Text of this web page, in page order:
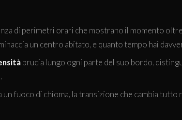
di perimetri orari che mostrano il momento
un centro abitato, e quanto tempo hai
brucia lungo ogni parte del suo bordo,
un fuoco di chioma, la transizione che cambia tutto